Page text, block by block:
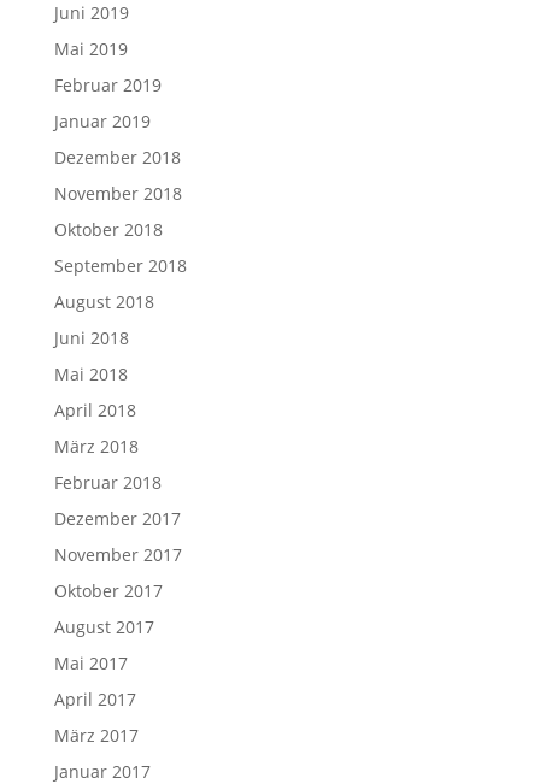
Juni 2019
Mai 2019
Februar 2019
Januar 2019
Dezember 2018
November 2018
Oktober 2018
September 2018
August 2018
Juni 2018
Mai 2018
April 2018
März 2018
Februar 2018
Dezember 2017
November 2017
Oktober 2017
August 2017
Mai 2017
April 2017
März 2017
Januar 2017